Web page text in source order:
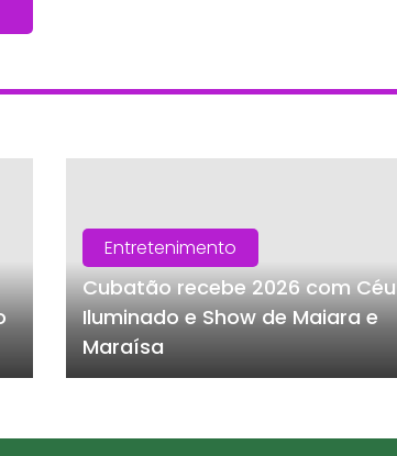
Entretenimento
Cubatão recebe 2026 com Céu
Iluminado e Show de Maiara e
Maraísa